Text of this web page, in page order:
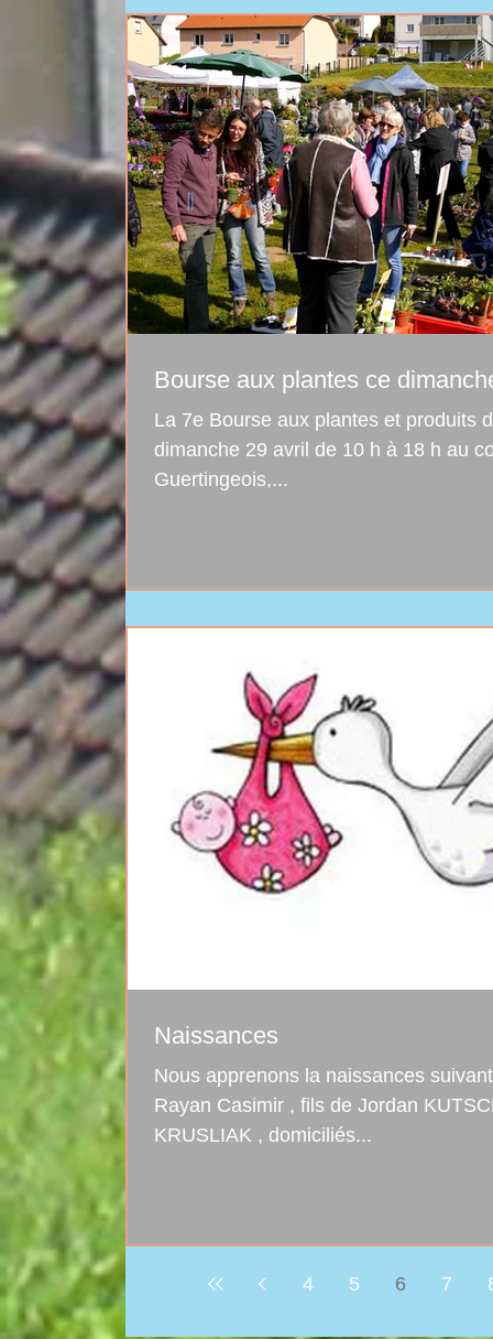
Bourse aux plantes ce
La 7e Bourse aux plantes et produits du terroir se tiendra le
dimanche 29 avril de 10 h à 18 h au
Guertingeois,...
Naissances
Nous apprenons la naissances suivante: Le 16 avril est né
Rayan Casimir , fils de Jordan
KRUSLIAK , domiciliés...
4 5 6 7